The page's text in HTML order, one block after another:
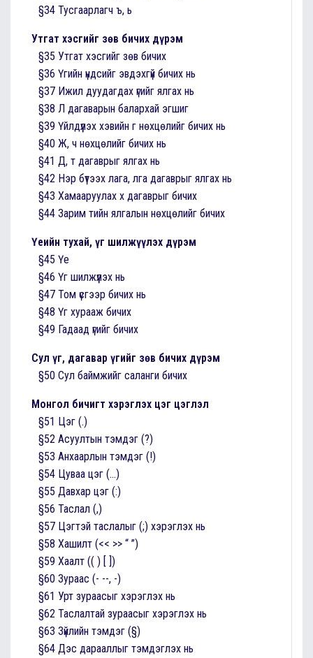
§34 Тусгаарлагч ъ, ь
Утгат хэсгийг зөв бичих дүрэм
§35 Утгат хэсгийг зөв бичих
§36 Үгийн үндсийг эвдэхгүй бичих нь
§37 Ижил дуудагдах үгийг ялгах нь
§38 Л дагаварын балархай эгшиг
§39 Үйлдүүлэх хэвийн г нөхцөлийг бичих нь
§40 Ж, ч нөхцөлийг бичих нь
§41 Д, т дагаврыг ялгах нь
§42 Нэр бүтээх лага, лга дагаврыг ялгах нь
§43 Хамааруулах х дагаврыг бичих
§44 Зарим тийн ялгалын нөхцөлийг бичих
Үеийн тухай, үг шилжүүлэх дүрэм
§45 Үе
§46 Үг шилжүүлэх нь
§47 Том үсгээр бичих нь
§48 Үг хурааж бичих
§49 Гадаад үгийг бичих
Сул үг, дагавар үгийг зөв бичих дүрэм
§50 Сул баймжийг саланги бичих
Монгол бичигт хэрэглэх цэг цэглэл
§51 Цэг (.)
§52 Асуултын тэмдэг (?)
§53 Анхаарлын тэмдэг (!)
§54 Цуваа цэг (...)
§55 Давхар цэг (:)
§56 Таслал (,)
§57 Цэгтэй таслалыг (;) хэрэглэх нь
§58 Хашилт (<< >> “ ”)
§59 Хаалт (( ) [ ])
§60 Зураас (- --, -)
§61 Урт зураасыг хэрэглэх нь
§62 Таслалтай зураасыг хэрэглэх нь
§63 Зүйлийн тэмдэг (§)
§64 Дэс дарааллыг тэмдэглэх нь